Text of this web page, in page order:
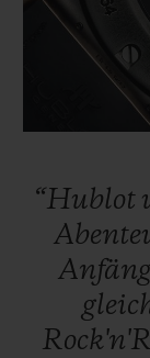
“Hublot